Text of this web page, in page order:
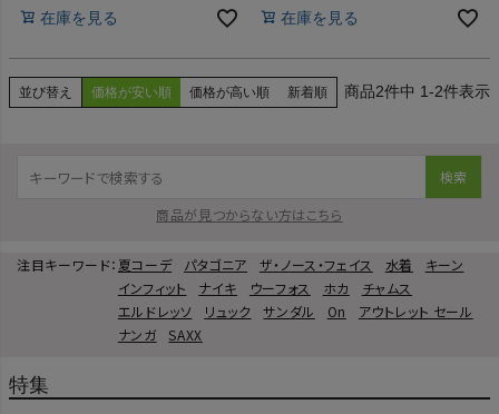
HOKA
もっと見る
メンズカジュアルウェア
レディースカジュアルウェア
メンズスポーツウェア
レディーススポーツウェア
在庫を見る 在庫を見る
並び替え 価格が安い順 価格が高い順 新着順 2件中 1-2件表示
検索
商品が見つからない方はこちら
注目キーワード： 夏コーデ パタゴニア ザ・ノース・フェイス 水着
キーン
インフィット
ナイキ ウーフォス ホカ
チャムス
エルドレッソ
リュック サンダル On
アウトレット セール
ナンガ
SAXX
特集